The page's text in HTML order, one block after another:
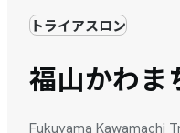
トライアスロン
福山かわま
Fukuyama Kawamachi